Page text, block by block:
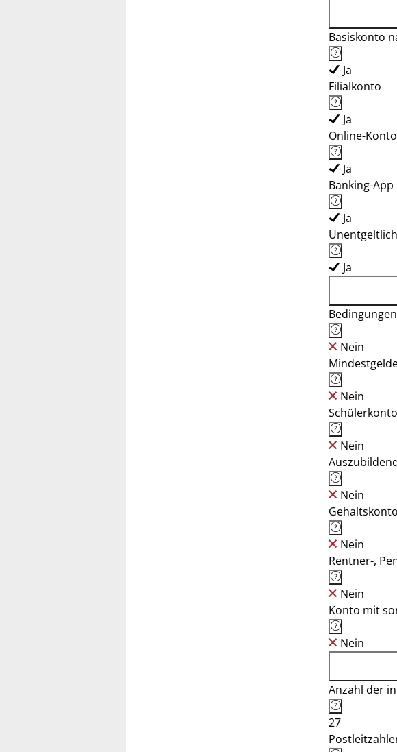
Basiskonto
Ja
Filialkonto
Ja
Online-Konto
Ja
Banking-App
Ja
Ja
Nein
Nein
Schülerkonto
Nein
Nein
Gehaltskonto
Nein
Rentner-,
Nein
Konto mit
Nein
Anzahl der
27